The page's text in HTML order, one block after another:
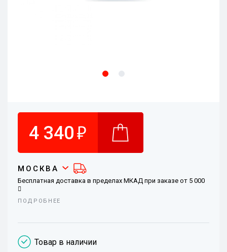
4 340₽
МОСКВА
Бесплатная доставка в пределах МКАД при заказе от 5 000
При заказе менее 5 000
В районы Москвы за МКАД бесплатно от 10 000 , иначе –
Самовывоз – бесплатно, при заказе от 5 000
ПОДРОБНЕЕ
Товар в наличии